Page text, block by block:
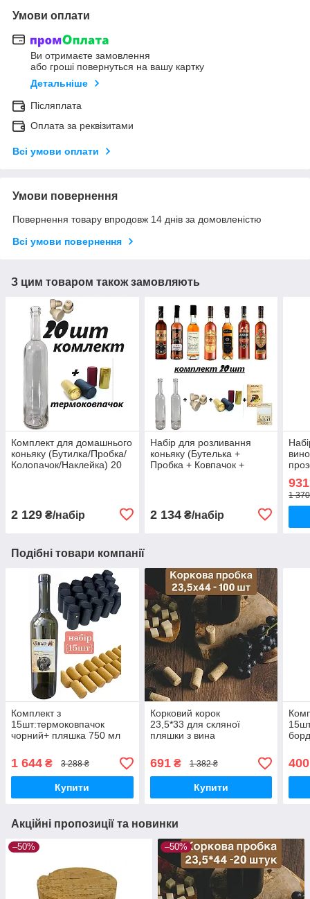
Умови оплати
Ви отримаєте замовлення
або гроші повернуться на вашу картку
Детальніше
Післяплата
Оплата за реквізитами
Всі умови оплати
Умови повернення
Повернення товару впродовж 14 днів за домовленістю
Всі умови повернення
З цим товаром також замовляють
Комплект для домашнього
коньяку (Бутилка/Пробка/
Колопачок/Наклейка) 20
2 129 ₴/набір
Набір для розливання
коньяку (Бутелька +
Пробка + Ковпачок +
2 134₴/набір
(15
1
Подібні товари компанії
Комплект з
15шт:термоковпачок
чорний+ пляшка 750 мл
пробка 23,5*44
мікроагломерована +
наклейка "Вино"
1 644 ₴ 3 288 ₴
Купити
Корковий корок
23,5*33 для скляної
пляшки з вина
шт.
691₴ 1 382 ₴
Купити
Акційні пропозиції та новинки
–50% –50%